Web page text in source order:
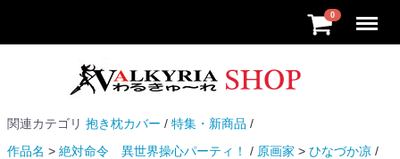
0
関連カテゴリ 抱き枕カバー
特集・新商品
作品名
絶対命令 異世界操心パーティ！ 原画家
ひなづか凉